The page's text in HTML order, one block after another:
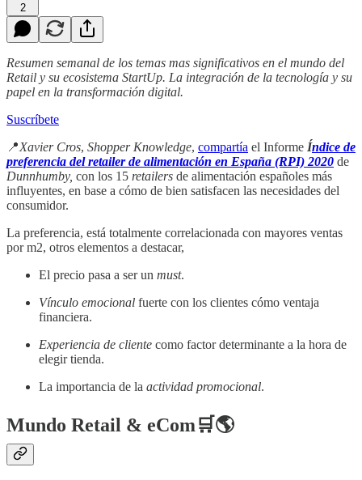
2
Resumen semanal de los temas mas significativos en el mundo del
Retail y su ecosistema StartUp. La integración de la tecnología y su
papel en la transformación digital.
Suscríbete
📍Xavier Cros, Shopper Knowledge, compartía el Informe Índice de
preferencia del retailer de alimentación en España (RPI) 2020 de
Dunnhumby, con los 15 retailers de alimentación españoles más
influyentes, en base a cómo de bien satisfacen las necesidades del
consumidor.
La preferencia, está totalmente correlacionada con mayores ventas
por m2, otros elementos a destacar,
El precio pasa a ser un must.
Vínculo emocional fuerte con los clientes cómo ventaja
financiera.
Experiencia de cliente como factor determinante a la hora de
elegir tienda.
La importancia de la actividad promocional.
Mundo Retail & eCom🛒🌎